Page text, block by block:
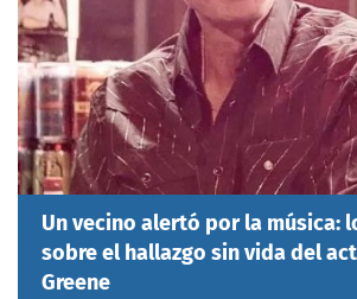
Un vecino alertó por la música:
sobre el hallazgo sin vida del
Greene